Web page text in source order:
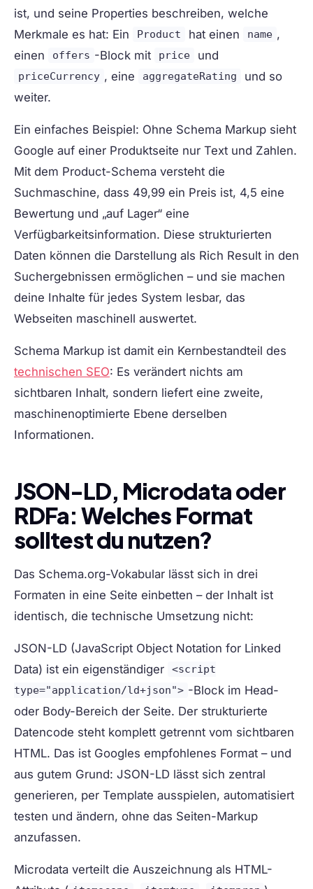
ist, und seine Properties beschreiben, welche
Merkmale es hat: Ein Product hat einen name ,
einen
offers -Block mit price und
priceCurrency , eine aggregateRating
und so
weiter.
Ein einfaches Beispiel: Ohne Schema Markup sieht
Google auf einer Produktseite nur Text und Zahlen.
Mit dem Product-Schema versteht die
Suchmaschine, dass 49,99 ein Preis ist, 4,5 eine
Bewertung und „auf Lager“ eine
Verfügbarkeitsinformation. Diese strukturierten
Daten können die Darstellung als Rich Result in den
Suchergebnissen ermöglichen – und sie machen
deine Inhalte für jedes System lesbar, das
Webseiten maschinell auswertet.
Schema Markup ist damit ein Kernbestandteil des
technischen SEO: Es verändert nichts am
sichtbaren Inhalt, sondern liefert eine zweite,
maschinenoptimierte Ebene derselben
Informationen.
JSON-LD, Microdata oder
RDFa: Welches Format
solltest du nutzen?
Das Schema.org-Vokabular lässt sich in drei
Formaten in eine Seite einbetten – der Inhalt ist
identisch, die technische Umsetzung nicht:
JSON-LD (JavaScript Object Notation for Linked
Data) ist ein eigenständiger
<script
type="application/ld+json"> -Block im Head-
oder Body-Bereich der Seite. Der strukturierte
Datencode steht komplett getrennt vom sichtbaren
HTML. Das ist Googles empfohlenes Format – und
aus gutem Grund: JSON-LD lässt sich zentral
generieren, per Template ausspielen, automatisiert
testen und ändern, ohne das Seiten-Markup
anzufassen.
Microdata verteilt die Auszeichnung als HTML-